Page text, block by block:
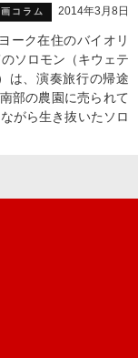
コラム 2014年3月8日
ーク在住のバイオリ
ソロモン（キウェテ
は、演奏旅行の帰途
部の農園に売られて
がら生き抜いたソロ